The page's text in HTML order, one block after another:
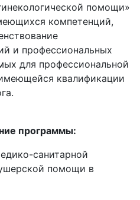
помощи»
компетенций,
и профессиональных
для профессиональной
квалификации
программы:
санитарной
помощи в